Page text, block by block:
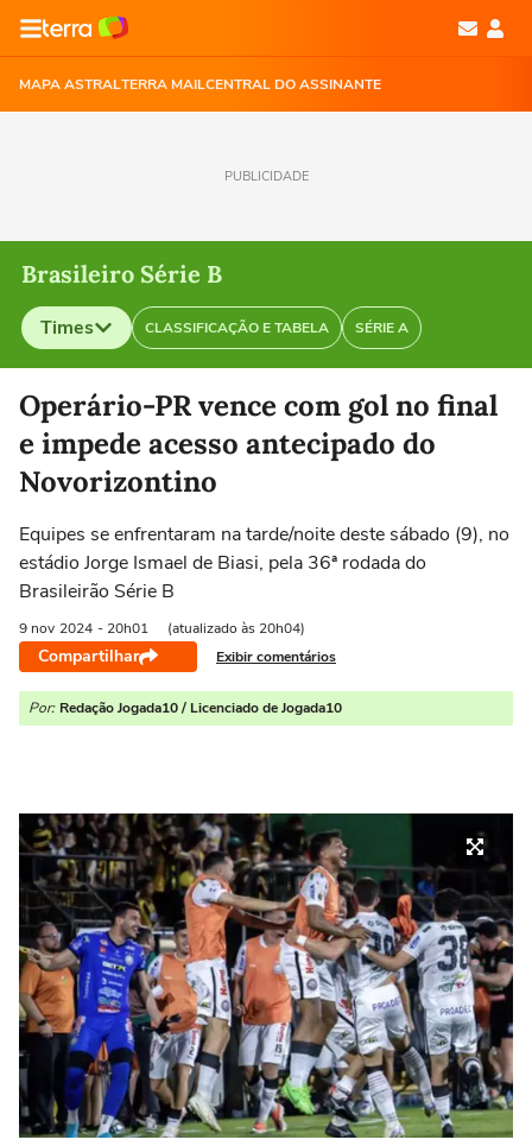
MAPA ASTRALTERRA MAILCENTRAL DO ASSINANTE
PUBLICIDADE
Brasileiro Série B
Times CLASSIFICAÇÃO E TABELA SÉRIE A
Selecione o time para ver as notícias
Operário-PR vence com gol no final
e impede acesso antecipado do
Novorizontino
Equipes se enfrentaram na tarde/noite deste sábado (9), no
estádio Jorge Ismael de Biasi, pela 36ª rodada do
Brasileirão Série B
9 nov 2024 - 20h01 (atualizado às 20h04)
Compartilhar Exibir comentários
Por: Redação Jogada10 / Licenciado de Jogada10